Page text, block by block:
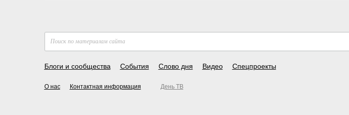
Блоги и сообщества События Слово дня Видео Спецпроекты
О нас Контактная информация День ТВ